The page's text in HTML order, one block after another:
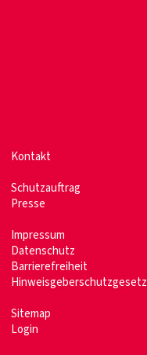
Kontakt
Schutzauftrag
Presse
Impressum
Datenschutz
Barrierefreiheit
Hinweisgeberschutzgesetz
Sitemap
Login